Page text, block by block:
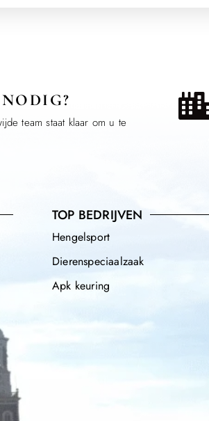
team staat klaar om u te
TOP BEDRIJVEN
Hengelsport
Dierenspeciaalzaak
Apk keuring